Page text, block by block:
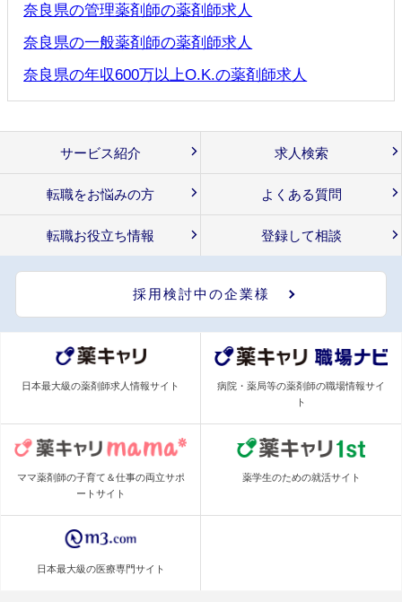
奈良県の管理薬剤師の薬剤師求人
奈良県の一般薬剤師の薬剤師求人
奈良県の年収600万以上O.K.の薬剤師求人
サービス紹介 求人検索
転職をお悩みの方 よくある質問
転職お役立ち情報 登録して相談
採用検討中の企業様
日本最大級の薬剤師求人情報サイト
病院・薬局等の薬剤師の職場情報サイ
ト
ママ薬剤師の子育て＆仕事の両立サポ
ートサイト
薬学生のための就活サイト
日本最大級の医療専門サイト